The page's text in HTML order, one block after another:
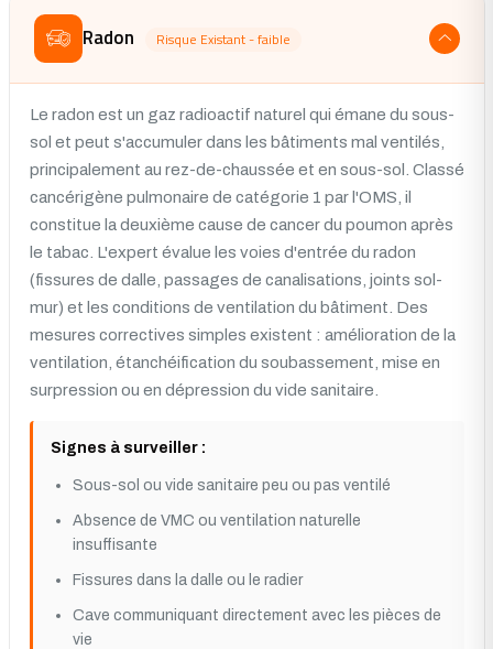
Radon Risque Existant - faible
Le radon est un gaz radioactif naturel qui émane du sous-
sol et peut s'accumuler dans les bâtiments mal ventilés,
principalement au rez-de-chaussée et en sous-sol. Classé
cancérigène pulmonaire de catégorie 1 par l'OMS, il
constitue la deuxième cause de cancer du poumon après
le tabac. L'expert évalue les voies d'entrée du radon
(fissures de dalle, passages de canalisations, joints sol-
mur) et les conditions de ventilation du bâtiment. Des
mesures correctives simples existent : amélioration de la
ventilation, étanchéification du soubassement, mise en
surpression ou en dépression du vide sanitaire.
Signes à surveiller :
Sous-sol ou vide sanitaire peu ou pas ventilé
Absence de VMC ou ventilation naturelle
insuffisante
Fissures dans la dalle ou le radier
Cave communiquant directement avec les pièces de
vie